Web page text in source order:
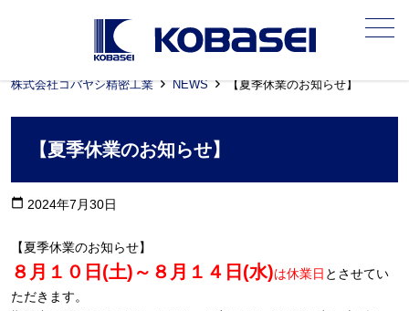
メニュー
株式会社コバヤシ精密工業 NEWS 【夏季休業のお知らせ】
【夏季休業のお知らせ】
calendar_today 2024年7月30日
【夏季休業のお知らせ】
８月１０日(土)～８月１４日(水)は休業日 とさせてい
ただきます。